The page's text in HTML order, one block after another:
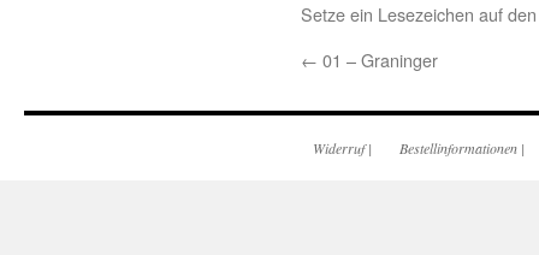
Setze ein Lesezeichen auf
← 01 – Graninger
Widerruf| Bestellinformationen |